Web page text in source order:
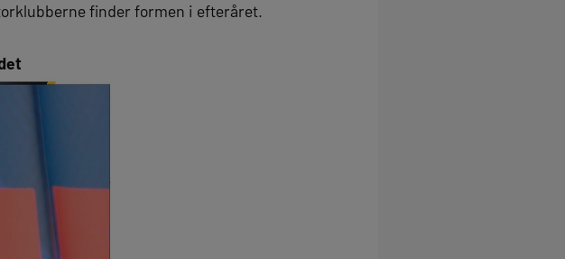
finder formen i efteråret.